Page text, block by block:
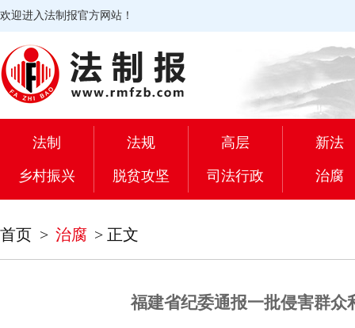
欢迎进入法制报官方网站！
法制 法规 高层 新法
乡村振兴 脱贫攻坚 司法行政 治腐
首页 > 治腐 > 正文
福建省纪委通报一批侵害群众